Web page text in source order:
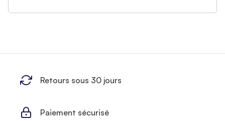
Retours sous 30 jours
Paiement sécurisé